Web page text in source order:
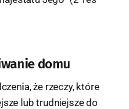
domu
że rzeczy, które
lub trudniejsze do